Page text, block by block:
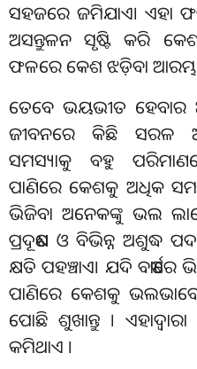
ସହଜରେ ଜମିଯାଏ। ଏହା
ଅସନ୍ତୁଳନ ସୃଷ୍ଟି କରି
ଫଳରେ କେଶ ଝଡ଼ିବା ଆରମ୍ଭ
ତେବେ ଭୟଭୀତ ହେବାର
ଜୀବନରେ କିଛି ସରଳ
ସମସ୍ୟାକୁ ବହୁ
ପାଣିରେ କେଶକୁ ଅଧିକ ସମୟ
ଭିଜିବା ଅନେକଙ୍କୁ ଭଲ
ପ୍ରଦୂଷଣ ଓ ବିଭିନ୍ନ ଅଶୁଦ୍ଧ
କ୍ଷତି ପହଞ୍ଚାଏ। ଯଦି
ପାଣିରେ କେଶକୁ
ପୋଛି ଶୁଖାନ୍ତୁ ।
କମିଥାଏ ।